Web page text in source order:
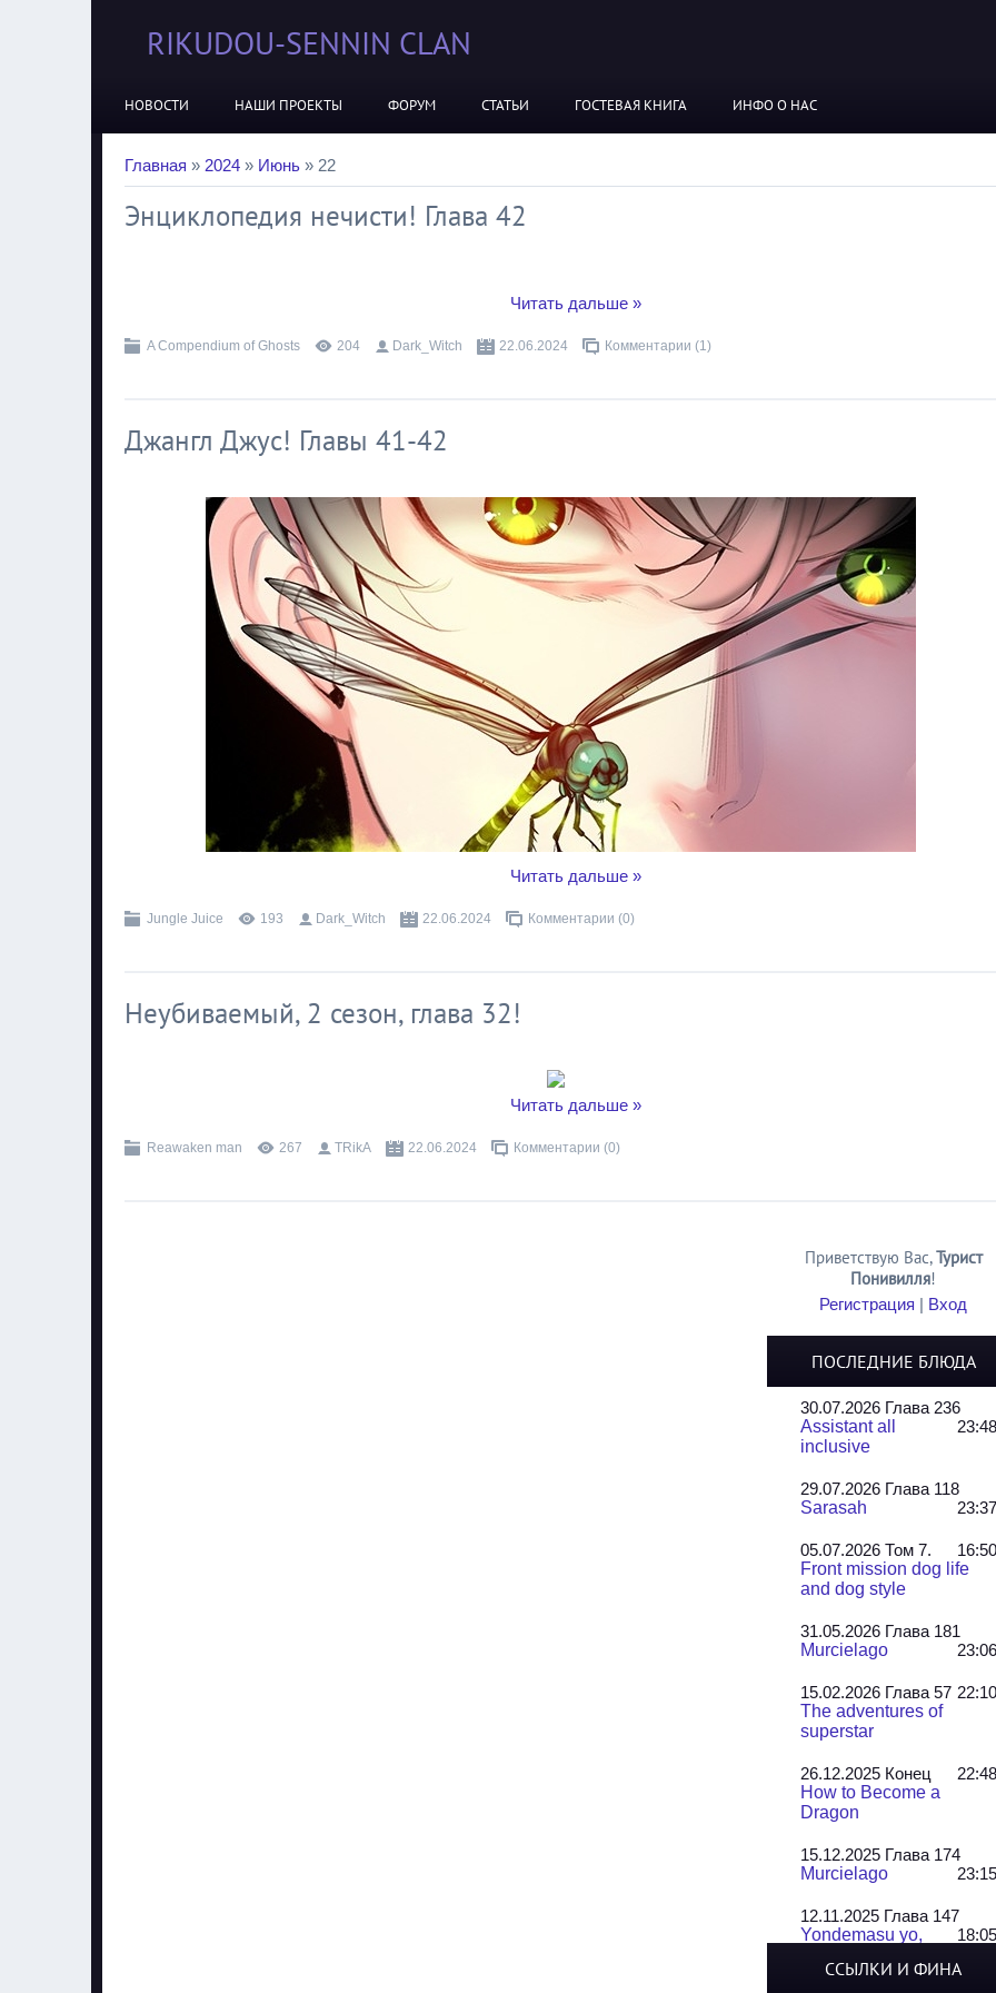
RIKUDOU-SENNIN CLAN
НОВОСТИ НАШИ ПРОЕКТЫ ФОРУМ СТАТЬИ ГОСТЕВАЯ КНИГА ИНФО О НАС
Главная » 2024 » Июнь » 22
Энциклопедия нечисти! Глава 42
Читать дальше »
A Compendium of Ghosts 204 Dark_Witch 22.06.2024 Комментарии (1)
Джангл Джус! Главы 41-42
Читать дальше »
Jungle Juice 193 Dark_Witch 22.06.2024 Комментарии (0)
Неубиваемый, 2 сезон, глава 32!
Читать дальше »
Reawaken man 267 TRikA 22.06.2024 Комментарии (0)
Приветствую Вас,Турист
Понивилля!
Регистрация | Вход
ПОСЛЕДНИЕ БЛЮДА
30.07.2026 Глава 236
Assistant all
inclusive
29.07.2026 Глава 118
Sarasah
05.07.2026 Том 7.
Front mission dog life
and dog style
31.05.2026 Глава 181
Murcielago
15.02.2026 Глава 57
The adventures of
superstar
26.12.2025 Конец
How to Become a
Dragon
15.12.2025 Глава 174
Murcielago
12.11.2025 Глава 147
Yondemasu yo,
ССЫЛКИ И ФИНА